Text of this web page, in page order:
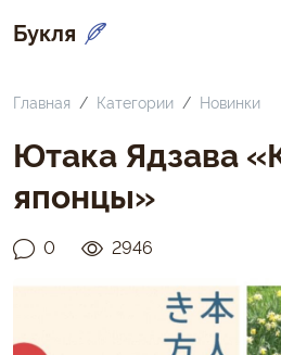
Букля
Главная Категории Новинки
Ютака Ядзава
японцы»
0 2946